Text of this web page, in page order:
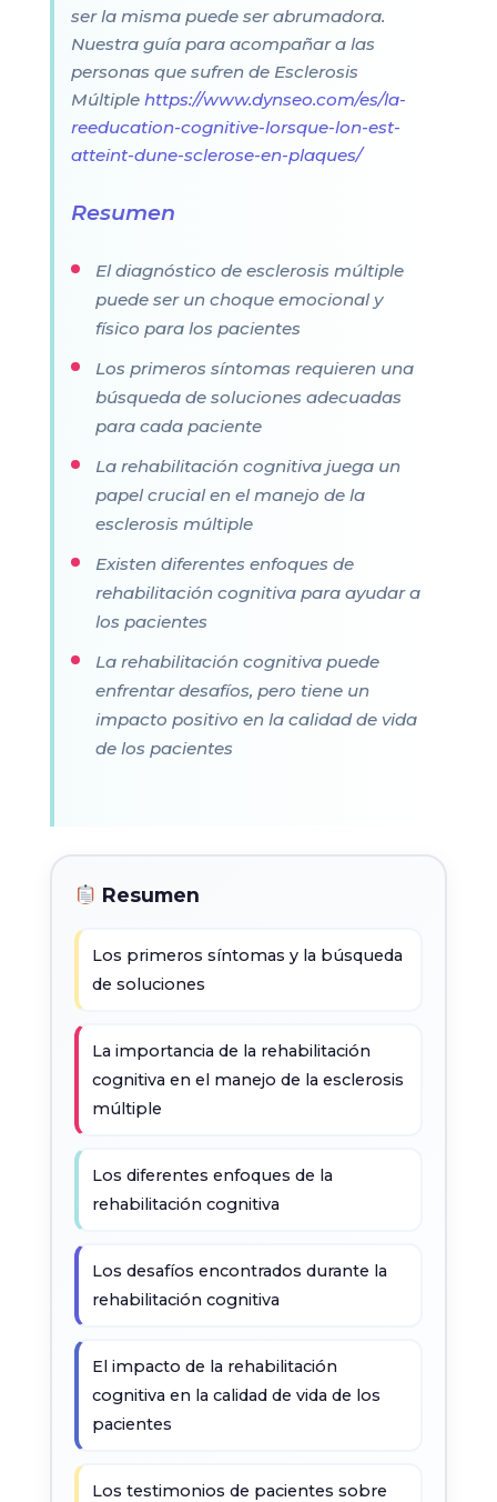
ser la misma puede ser abrumadora.
Nuestra guía para acompañar a las
personas que sufren de Esclerosis
Múltiple https://www.dynseo.com/es/la-
reeducation-cognitive-lorsque-lon-est-
atteint-dune-sclerose-en-plaques/
Resumen
El diagnóstico de esclerosis múltiple
puede ser un choque emocional y
físico para los pacientes
Los primeros síntomas requieren una
búsqueda de soluciones adecuadas
para cada paciente
La rehabilitación cognitiva juega un
papel crucial en el manejo de la
esclerosis múltiple
Existen diferentes enfoques de
rehabilitación cognitiva para ayudar a
los pacientes
La rehabilitación cognitiva puede
enfrentar desafíos, pero tiene un
impacto positivo en la calidad de vida
de los pacientes
Resumen
Los primeros síntomas y la búsqueda
de soluciones
La importancia de la rehabilitación
cognitiva en el manejo de la esclerosis
múltiple
Los diferentes enfoques de la
rehabilitación cognitiva
Los desafíos encontrados durante la
rehabilitación cognitiva
El impacto de la rehabilitación
cognitiva en la calidad de vida de los
pacientes
Los testimonios de pacientes sobre